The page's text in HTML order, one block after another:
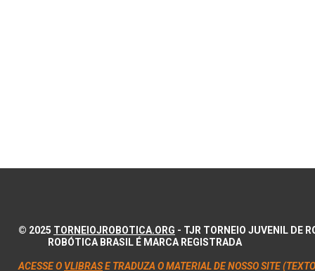
© 2025 TORNEIOJROBOTICA.ORG - TJR TORNEIO JUVENIL DE
ROBÓTICA BRASIL É MARCA REGISTRADA
ACESSE O VLIBRASE TRADUZA O MATERIAL DE NOSSO SITE